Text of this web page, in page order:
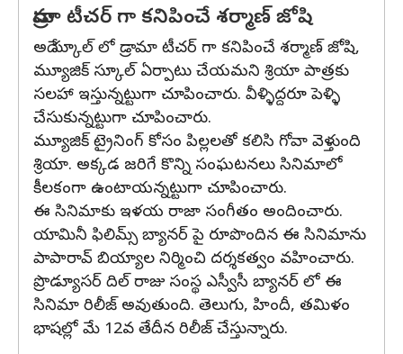
డ్రామా టీచర్ గా కనిపించే శర్మాణ్ జోషి
అదే స్కూల్ లో డ్రామా టీచర్ గా కనిపించే శర్మాణ్ జోషి,
మ్యూజిక్ స్కూల్ ఏర్పాటు చేయమని శ్రియా పాత్రకు
సలహా ఇస్తున్నట్టుగా చూపించారు. వీళ్ళిద్దరూ పెళ్ళి
చేసుకున్నట్టుగా చూపించారు.
మ్యూజిక్ ట్రైనింగ్ కోసం పిల్లలతో కలిసి గోవా వెళ్తుంది
శ్రియా. అక్కడ జరిగే కొన్ని సంఘటనలు సినిమాలో
కీలకంగా ఉంటాయన్నట్టుగా చూపించారు.
ఈ సినిమాకు ఇళయ రాజా సంగీతం అందించారు.
యామినీ ఫిలిమ్స్ బ్యానర్ పై రూపొందిన ఈ సినిమాను
పాపారావ్ బియ్యాల నిర్మించి దర్శకత్వం వహించారు.
ప్రొడ్యూసర్ దిల్ రాజు సంస్థ ఎస్వీసీ బ్యానర్ లో ఈ
సినిమా రిలీజ్ అవుతుంది. తెలుగు, హిందీ, తమిళం
భాషల్లో మే 12వ తేదీన రిలీజ్ చేస్తున్నారు.